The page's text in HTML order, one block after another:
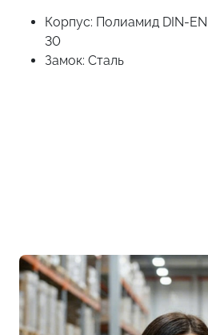
Корпус: Полиамид DIN-EN
30
Замок: Сталь